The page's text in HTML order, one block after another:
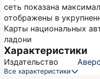
сеть показана
отображены в
Карты национальных
ладони
Характеристики
Издательство Аверс
Все характеристики